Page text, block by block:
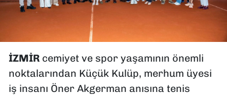
İZMİR cemiyet ve spor yaşamının önemli
noktalarından Küçük Kulüp, merhum üyesi
iş insanı Öner Akgerman anısına tenis
TEKNOLOJİ
YEREL YÖNETİMLER